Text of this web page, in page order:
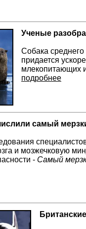
Ученые
Собака
придается
млекопитающих
подробнее
самый
и мозжечковую
- Самый